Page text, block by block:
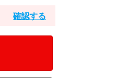
確認する